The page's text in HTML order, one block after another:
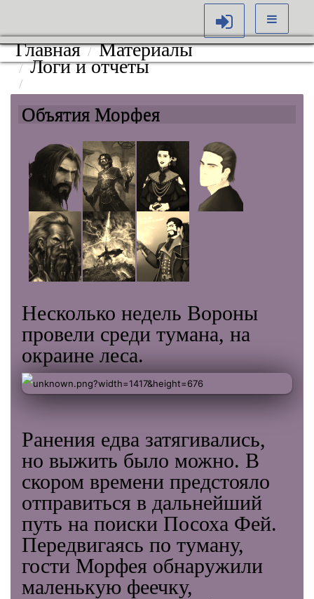
Главная Материалы
Логи и отчеты
Объятия Морфея
Несколько недель Вороны
провели среди тумана, на
окраине леса.
Ранения едва затягивались,
но выжить было можно. В
скором времени предстояло
отправиться в дальнейший
путь на поиски Посоха Фей.
Передвигаясь по туману,
гости Морфея обнаружили
маленькую феечку,